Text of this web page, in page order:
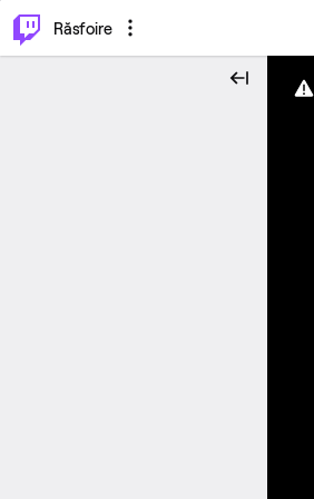
Răsfoire